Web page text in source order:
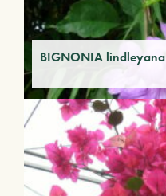
BIGNONIA lindleyana